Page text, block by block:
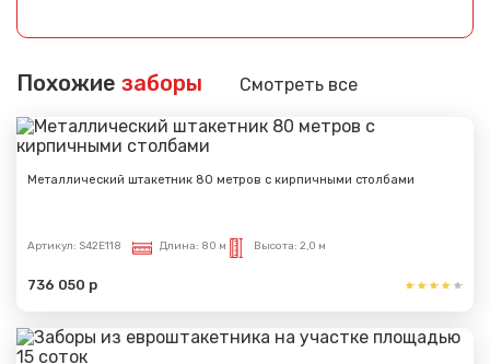
Похожие заборы Смотреть все
Металлический штакетник 80 метров с кирпичными столбами
Артикул: S42E118 Длина: 80 м Высота: 2,0 м
736 050 р